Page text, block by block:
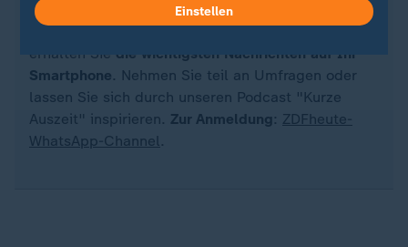
Sie wollen auf dem Laufenden bleiben? Dann sind
Sie beim ZDFheute-WhatsApp-Channel richtig. Hier
erhalten Sie die wichtigsten Nachrichten auf Ihr
Smartphone. Nehmen Sie teil an Umfragen oder
lassen Sie sich durch unseren Podcast "Kurze
Auszeit" inspirieren. Zur Anmeldung : ZDFheute-
WhatsApp-Channel.
Einstellen